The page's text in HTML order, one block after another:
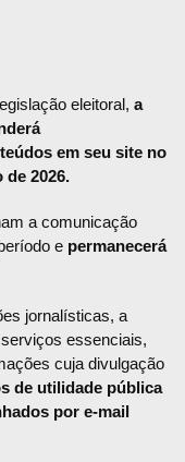
eleitoral, a
em seu site no
2026.
a comunicação
e permanecerá
jornalísticas, a
essenciais,
cuja divulgação
de utilidade pública
por e-mail